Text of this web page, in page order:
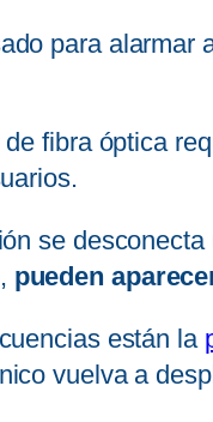
para alarmar
fibra óptica
se
pueden
están la
vuelva a